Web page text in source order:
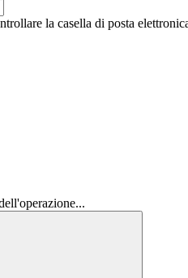
la casella di posta